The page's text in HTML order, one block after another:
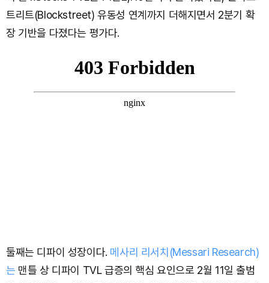
트리트(Blockstreet) 유동성 연계까지 더해지면서 2분기 확
장 기반을 다졌다는 평가다.
둘째는 디파이 성장이다. 메사리 리서치(Messari Research)
는 맨틀 상 디파이 TVL 급증의 핵심 요인으로 2월 11일 출범